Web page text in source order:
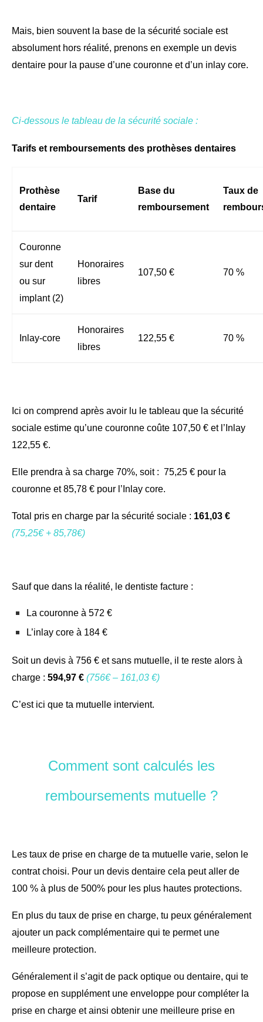
Mais, bien souvent la base de la sécurité sociale est
absolument hors réalité, prenons en exemple un devis
dentaire pour la pause d’une couronne et d’un inlay core.
Ci-dessous le tableau de la sécurité sociale :
Tarifs et remboursements des prothèses dentaires
Prothèse
dentaire
Tarif
Base du
remboursement
Taux de
Couronne
sur dent
ou sur
implant (2)
Honoraires
libres
107,50 € 70 %
Inlay-core
Honoraires
libres
122,55 € 70 %
Ici on comprend après avoir lu le tableau que la sécurité
sociale estime qu’une couronne coûte 107,50 € et l’Inlay
122,55 €.
Elle prendra à sa charge 70%, soit : 75,25 € pour la
couronne et 85,78 € pour l’Inlay core.
Total pris en charge par la sécurité sociale : 161,03 €
(75,25€ + 85,78€)
Sauf que dans la réalité, le dentiste facture :
La couronne à 572 €
L’inlay core à 184 €
Soit un devis à 756 € et sans mutuelle, il te reste alors à
charge : 594,97 € (756€ – 161,03 €)
C’est ici que ta mutuelle intervient.
Comment sont calculés les
remboursements mutuelle ?
Les taux de prise en charge de ta mutuelle varie, selon le
contrat choisi. Pour un devis dentaire cela peut aller de
100 % à plus de 500% pour les plus hautes protections.
En plus du taux de prise en charge, tu peux généralement
ajouter un pack complémentaire qui te permet une
meilleure protection.
Généralement il s’agit de pack optique ou dentaire, qui te
propose en supplément une enveloppe pour compléter la
prise en charge et ainsi obtenir une meilleure prise en